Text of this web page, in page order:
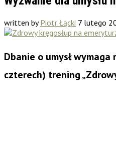
written byPiotr Łącki 7 lutego
Dbanie o umysł
czterech) trening